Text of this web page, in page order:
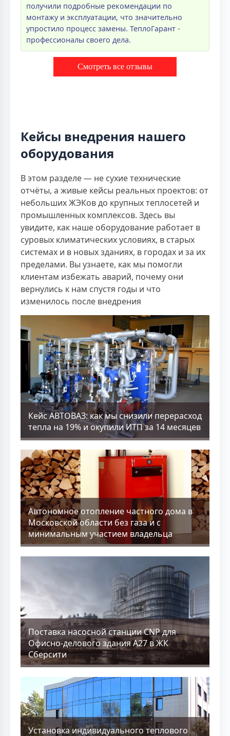
получили подробные рекомендации по
монтажу и эксплуатации, что значительно
упростило процесс замены. ТеплоГарант -
профессионалы своего дела.
Смотреть все отзывы
Кейсы внедрения нашего
оборудования
В этом разделе — не сухие технические
отчёты, а живые кейсы реальных проектов: от
небольших ЖЭКов до крупных теплосетей и
промышленных комплексов. Здесь вы
увидите, как наше оборудование работает в
суровых климатических условиях, в старых
системах и в новых зданиях, в городах и за их
пределами. Вы узнаете, как мы помогли
клиентам избежать аварий, почему они
вернулись к нам спустя годы и что
изменилось после внедрения
Кейс АВТОВАЗ: как мы снизили перерасход
тепла на 19% и окупили ИТП за 14 месяцев
Aвтономное отопление частного дома в
Московской области без газа и с
минимальным участием владельца
Поставка насосной станции CNP для
Офисно-делового здания А27 в ЖК
Сберсити
Установка индивидуального теплового